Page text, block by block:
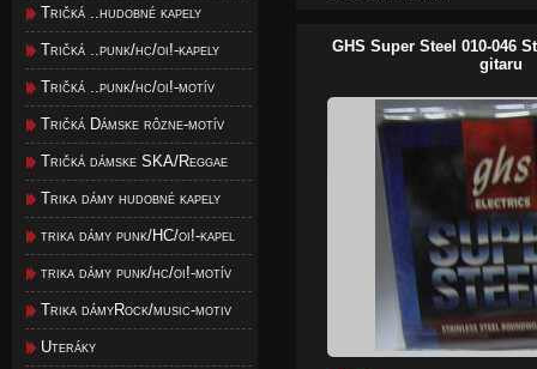
Tričká ..hudobné kapely
Tričká ..punk/hc/oi!-kapely
Tričká ..punk/hc/oi!-motív
Tričká Dámske rôzne-motív
Tričká dámske SKA/Reggae
Trika dámy hudobné kapely
trika dámy punk/HC/oi!-kapel
trika dámy punk/hc/oi!-motív
Trika dámyRock/music-motiv
Uteráky
GHS Super Steel 010-046
gitaru